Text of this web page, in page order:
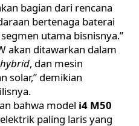
bagian dari rencana
bertenaga baterai
utama bisnisnya.”
akan ditawarkan dalam
, dan mesin
solar,” demikian
bahwa model i4 M50
paling laris yang